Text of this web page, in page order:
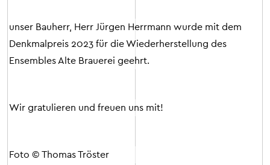
unser Bauherr, Herr Jürgen Herrmann wurde mit dem
Denkmalpreis 2023 für die Wiederherstellung des
Ensembles Alte Brauerei geehrt.
Wir gratulieren und freuen uns mit!
Foto © Thomas Tröster